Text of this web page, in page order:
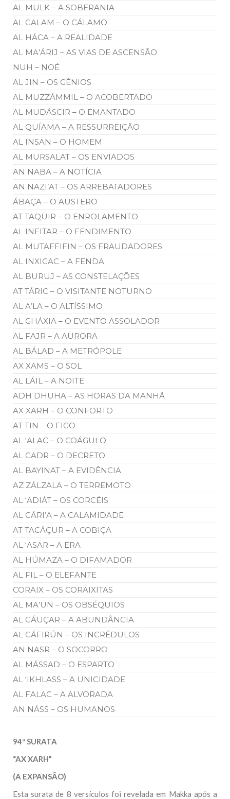
AL MULK – A SOBERANIA
AL CALAM – O CÁLAMO
AL HÁCA – A REALIDADE
AL MA’ÁRIJ – AS VIAS DE ASCENSÃO
NUH – NOÉ
AL JIN – OS GÊNIOS
AL MUZZÁMMIL – O ACOBERTADO
AL MUDÁSCIR – O EMANTADO
AL QUÍAMA – A RESSURREIÇÃO
AL INSAN – O HOMEM
AL MURSALAT – OS ENVIADOS
AN NABA – A NOTÍCIA
AN NAZI’AT – OS ARREBATADORES
ÁBAÇA – O AUSTERO
AT TAQÜIR – O ENROLAMENTO
AL INFITAR – O FENDIMENTO
AL MUTAFFIFIN – OS FRAUDADORES
AL INXICAC – A FENDA
AL BURUJ – AS CONSTELAÇÕES
AT TÁRIC – O VISITANTE NOTURNO
AL A’LA – O ALTÍSSIMO
AL GHÁXIA – O EVENTO ASSOLADOR
AL FAJR – A AURORA
AL BÁLAD – A METRÓPOLE
AX XAMS – O SOL
AL LÁIL – A NOITE
ADH DHUHA – AS HORAS DA MANHÃ
AX XARH – O CONFORTO
AT TIN – O FIGO
AL ‘ALAC – O COÁGULO
AL CADR – O DECRETO
AL BAYINAT – A EVIDÊNCIA
AZ ZÁLZALA – O TERREMOTO
AL ‘ADIÁT – OS CORCÉIS
AL CÁRI’A – A CALAMIDADE
AT TACÁÇUR – A COBIÇA
AL ‘ASAR – A ERA
AL HÚMAZA – O DIFAMADOR
AL FIL – O ELEFANTE
CORAIX – OS CORAIXITAS
AL MA’UN – OS OBSÉQUIOS
AL CÁUÇAR – A ABUNDÂNCIA
AL CÁFIRÚN – OS INCRÉDULOS
AN NASR – O SOCORRO
AL MÁSSAD – O ESPARTO
AL ‘IKHLASS – A UNICIDADE
AL FALAC – A ALVORADA
AN NÁSS – OS HUMANOS
94ª SURATA
“AX XARH”
(A EXPANSÃO)
Esta surata de 8 versículos foi revelada em Makka após a